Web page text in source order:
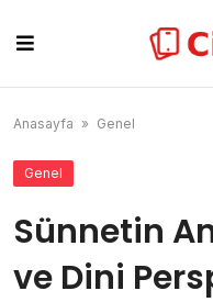
content
Anasayfa » Genel
Genel
Sünnetin
ve Dini